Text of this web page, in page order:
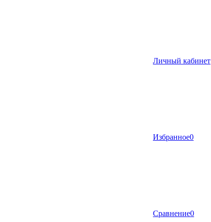
Личный кабинет
Избранное0
Сравнение0